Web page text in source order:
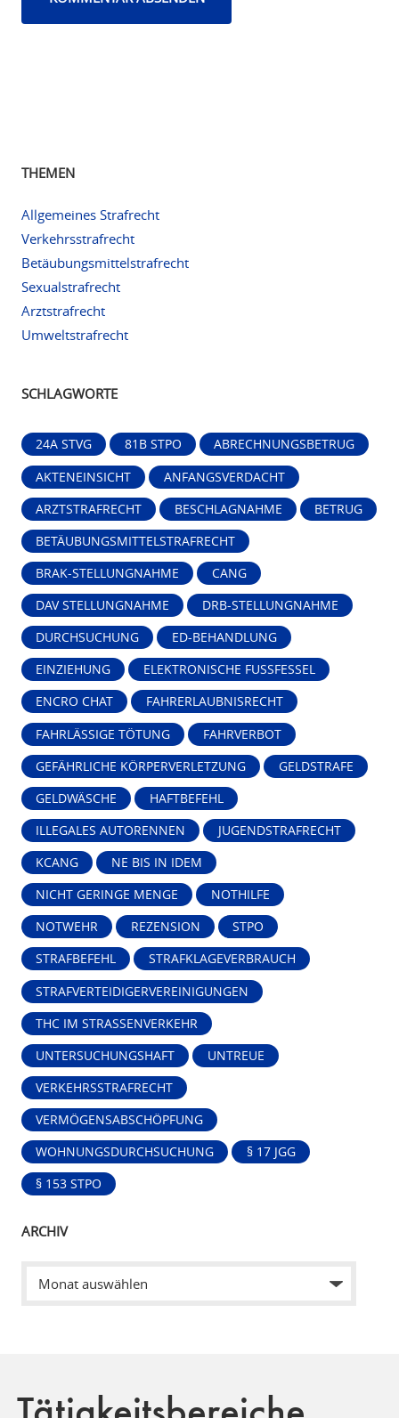
THEMEN
Allgemeines Strafrecht
Verkehrsstrafrecht
Betäubungsmittelstrafrecht
Sexualstrafrecht
Arztstrafrecht
Umweltstrafrecht
SCHLAGWORTE
24A STVG 81B STPO ABRECHNUNGSBETRUG
AKTENEINSICHT ANFANGSVERDACHT
ARZTSTRAFRECHT BESCHLAGNAHME BETRUG
BETÄUBUNGSMITTELSTRAFRECHT
BRAK-STELLUNGNAHME CANG
DAV STELLUNGNAHME DRB-STELLUNGNAHME
DURCHSUCHUNG ED-BEHANDLUNG
EINZIEHUNG ELEKTRONISCHE FUSSFESSEL
ENCRO CHAT FAHRERLAUBNISRECHT
FAHRLÄSSIGE TÖTUNG FAHRVERBOT
GEFÄHRLICHE KÖRPERVERLETZUNG GELDSTRAFE
GELDWÄSCHE HAFTBEFEHL
ILLEGALES AUTORENNEN JUGENDSTRAFRECHT
KCANG NE BIS IN IDEM
NICHT GERINGE MENGE NOTHILFE
NOTWEHR REZENSION STPO
STRAFBEFEHL STRAFKLAGEVERBRAUCH
STRAFVERTEIDIGERVEREINIGUNGEN
THC IM STRASSENVERKEHR
UNTERSUCHUNGSHAFT UNTREUE
VERKEHRSSTRAFRECHT
VERMÖGENSABSCHÖPFUNG
WOHNUNGSDURCHSUCHUNG § 17 JGG
§ 153 STPO
ARCHIV